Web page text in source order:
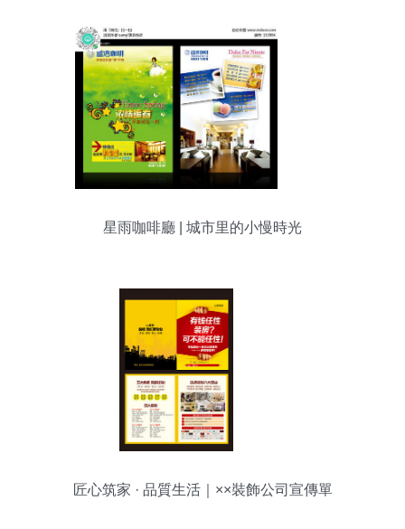
星雨咖啡廳 | 城市里的小慢時光
匠心筑家 · 品質生活｜××裝飾公司宣傳單